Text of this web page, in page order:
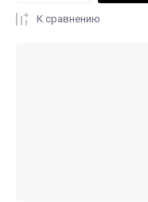
К сравнению